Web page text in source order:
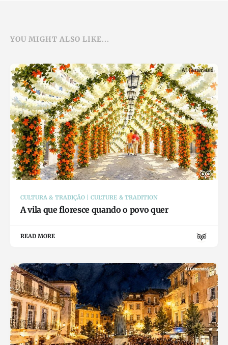
YOU MIGHT ALSO LIKE...
CULTURA & TRADIÇÃO | CULTURE & TRADITION
A vila que floresce quando o povo quer
READ MORE